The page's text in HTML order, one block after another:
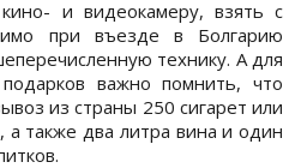
и видеокамеру, взять с
при въезде в Болгарию
технику. А для
важно помнить, что
из страны 250 сигарет или
а также два литра вина и один